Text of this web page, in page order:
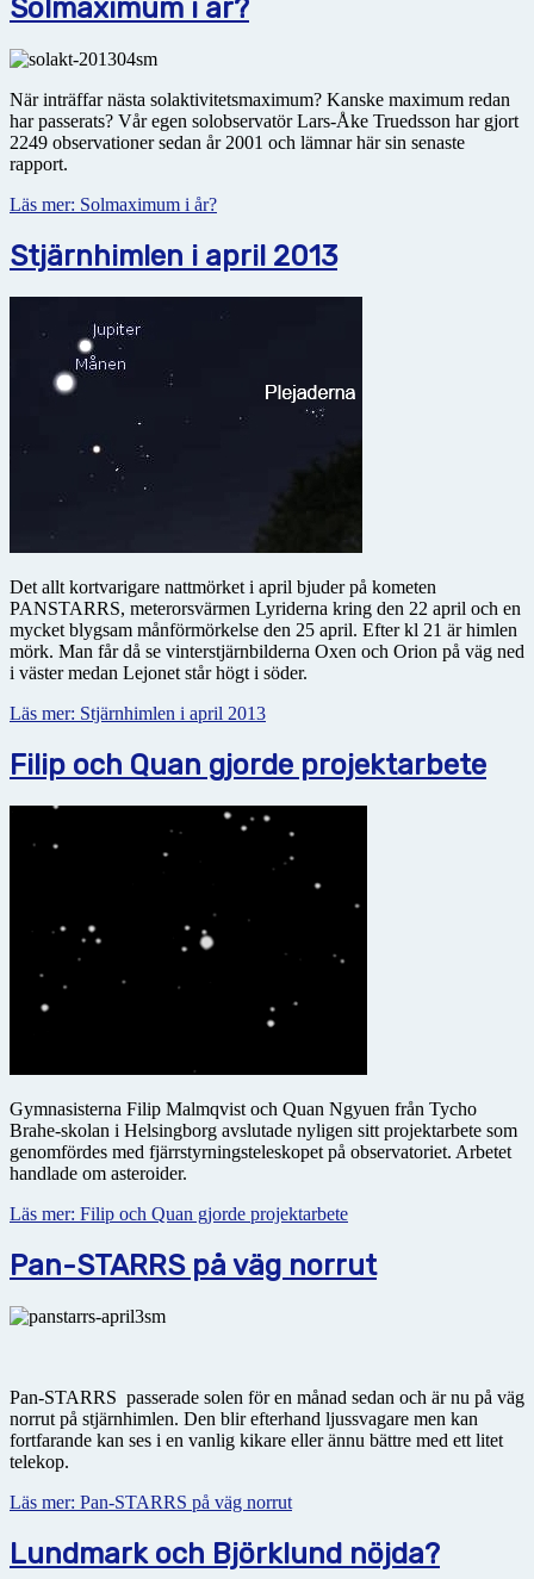
Solmaximum i år?
När inträffar nästa solaktivitetsmaximum? Kanske maximum redan
har passerats? Vår egen solobservatör Lars-Åke Truedsson har gjort
2249 observationer sedan år 2001 och lämnar här sin senaste
rapport.
Läs mer: Solmaximum i år?
Stjärnhimlen i april 2013
Det allt kortvarigare nattmörket i april bjuder på kometen
PANSTARRS, meterorsvärmen Lyriderna kring den 22 april och en
mycket blygsam månförmörkelse den 25 april. Efter kl 21 är himlen
mörk. Man får då se vinterstjärnbilderna Oxen och Orion på väg ned
i väster medan Lejonet står högt i söder.
Läs mer: Stjärnhimlen i april 2013
Filip och Quan gjorde projektarbete
Gymnasisterna Filip Malmqvist och Quan Ngyuen från Tycho
Brahe-skolan i Helsingborg avslutade nyligen sitt projektarbete som
genomfördes med fjärrstyrningsteleskopet på observatoriet. Arbetet
handlade om asteroider.
Läs mer: Filip och Quan gjorde projektarbete
Pan-STARRS på väg norrut
Pan-STARRS passerade solen för en månad sedan och är nu på väg
norrut på stjärnhimlen. Den blir efterhand ljussvagare men kan
fortfarande kan ses i en vanlig kikare eller ännu bättre med ett litet
telekop.
Läs mer: Pan-STARRS på väg norrut
Lundmark och Björklund nöjda?